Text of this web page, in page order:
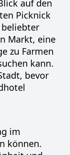
auf den
Picknick
Markt, eine
zu Farmen
kann.
bevor
im
können.